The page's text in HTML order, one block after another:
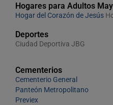
Hogares para Adultos
Hogar del Corazón de Jesús
Deportes
Ciudad Deportiva JBG
Cementerios
Cementerio General
Panteón Metropolitano
Previex